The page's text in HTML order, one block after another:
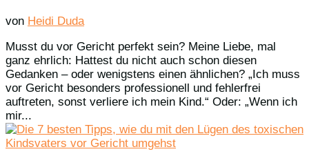
von Heidi Duda
Musst du vor Gericht perfekt sein? Meine Liebe, mal
ganz ehrlich: Hattest du nicht auch schon diesen
Gedanken – oder wenigstens einen ähnlichen? „Ich muss
vor Gericht besonders professionell und fehlerfrei
auftreten, sonst verliere ich mein Kind.“ Oder: „Wenn ich
mir...